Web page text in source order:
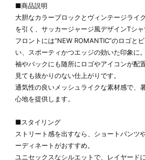
■商品説明
大胆なカラーブロックとヴィンテージライ
を引く、サッカージャージ風デザインTシャ
フロントには“NEW ROMANTIC”のロゴと
い、スポーティかつエッジの効いた印象に。
袖やバックにも随所にロゴやアイコンが配
見ても抜かりのない仕上がりです。
通気性の良いメッシュライクな素材感で、
心地を提供します。
■スタイリング
ストリート感を出すなら、ショートパンツ
ーディネートがおすすめ。
ユニセックスなシルエットで、レイヤードに